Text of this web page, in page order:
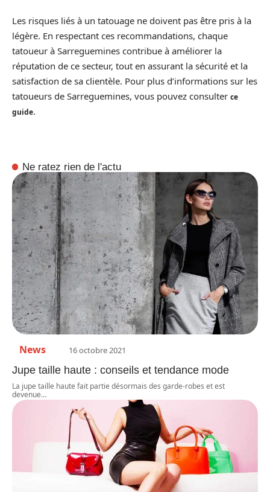
Les risques liés à un tatouage ne doivent pas être pris à la
légère. En respectant ces recommandations, chaque
tatoueur à Sarreguemines contribue à améliorer la
réputation de ce secteur, tout en assurant la sécurité et la
satisfaction de sa clientèle. Pour plus d’informations sur les
tatoueurs de Sarreguemines, vous pouvez consulter ce
guide.
Ne ratez rien de l'actu
News 16 octobre 2021
Jupe taille haute : conseils et tendance mode
La jupe taille haute fait partie désormais des garde-robes et est
devenue…